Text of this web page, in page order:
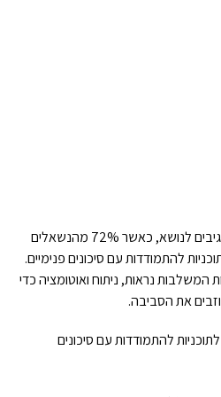
החדשות הטובות הן שארגונים מגיבים לנושא, כאשר 72% מהנשאלים
להתמודדות עם סיכונים פנימיים.
נראות, ניתוח ואוטומציה כדי
את הסביבה.
להתמודדות עם סיכונים